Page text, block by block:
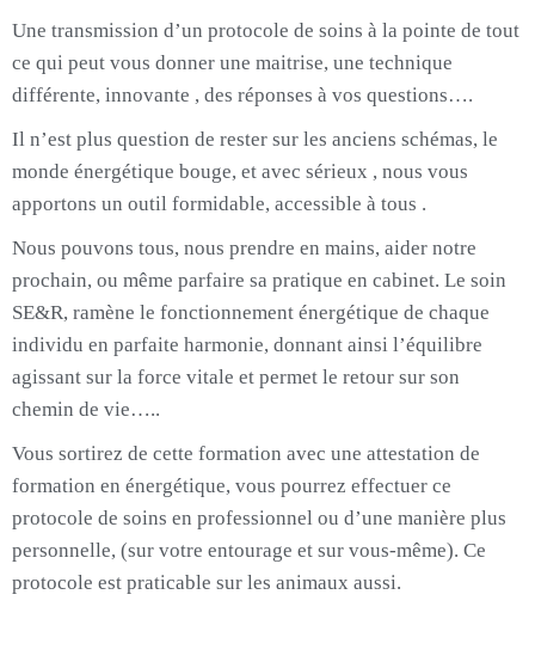
Une transmission d’un protocole de soins à la pointe de tout
ce qui peut vous donner une maitrise, une technique
différente, innovante , des réponses à vos questions….
Il n’est plus question de rester sur les anciens schémas, le
monde énergétique bouge, et avec sérieux , nous vous
apportons un outil formidable, accessible à tous .
Nous pouvons tous, nous prendre en mains, aider notre
prochain, ou même parfaire sa pratique en cabinet. Le soin
SE&R, ramène le fonctionnement énergétique de chaque
individu en parfaite harmonie, donnant ainsi l’équilibre
agissant sur la force vitale et permet le retour sur son
chemin de vie…..
Vous sortirez de cette formation avec une attestation de
formation en énergétique, vous pourrez effectuer ce
protocole de soins en professionnel ou d’une manière plus
personnelle, (sur votre entourage et sur vous-même). Ce
protocole est praticable sur les animaux aussi.